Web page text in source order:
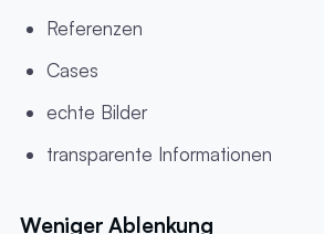
Referenzen
Cases
echte Bilder
transparente Informationen
Weniger Ablenkung